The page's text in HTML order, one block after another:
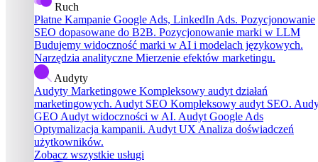
Ruch
Płatne Kampanie Google Ads, LinkedIn Ads. Pozycjonowanie
SEO dopasowane do B2B. Pozycjonowanie marki w LLM
Budujemy widoczność marki w AI i modelach językowych.
Narzędzia analityczne Mierzenie efektów marketingu.
Audyty
Audyty Marketingowe Kompleksowy audyt działań
marketingowych. Audyt SEO Kompleksowy audyt SEO.
GEO Audyt widoczności w AI. Audyt Google Ads
Optymalizacja kampanii. Audyt UX Analiza doświadczeń
użytkowników.
Zobacz wszystkie usługi